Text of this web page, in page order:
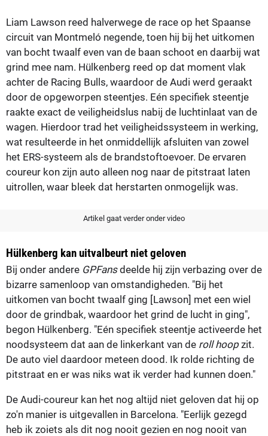
Liam Lawson reed halverwege de race op het Spaanse
circuit van Montmeló negende, toen hij bij het uitkomen
van bocht twaalf even van de baan schoot en daarbij wat
grind mee nam. Hülkenberg reed op dat moment vlak
achter de Racing Bulls, waardoor de Audi werd geraakt
door de opgeworpen steentjes. Eén specifiek steentje
raakte exact de veiligheidslus nabij de luchtinlaat van de
wagen. Hierdoor trad het veiligheidssysteem in werking,
wat resulteerde in het onmiddellijk afsluiten van zowel
het ERS-systeem als de brandstoftoevoer. De ervaren
coureur kon zijn auto alleen nog naar de pitstraat laten
uitrollen, waar bleek dat herstarten onmogelijk was.
Artikel gaat verder onder video
Hülkenberg kan uitvalbeurt niet geloven
Bij onder andere GPFansdeelde hij zijn verbazing over de
bizarre samenloop van omstandigheden. "Bij het
uitkomen van bocht twaalf ging [Lawson] met een wiel
door de grindbak, waardoor het grind de lucht in ging",
begon Hülkenberg. "Eén specifiek steentje activeerde het
noodsysteem dat aan de linkerkant van de roll hoop zit.
De auto viel daardoor meteen dood. Ik rolde richting de
pitstraat en er was niks wat ik verder had kunnen doen."
De Audi-coureur kan het nog altijd niet geloven dat hij op
zo'n manier is uitgevallen in Barcelona. "Eerlijk gezegd
heb ik zoiets als dit nog nooit gezien en nog nooit van